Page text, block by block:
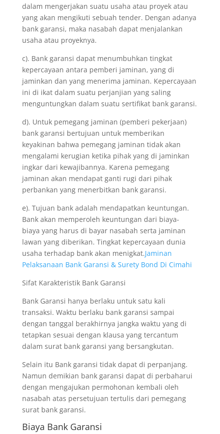
dalam mengerjakan suatu usaha atau proyek atau
yang akan mengikuti sebuah tender. Dengan adanya
bank garansi, maka nasabah dapat menjalankan
usaha atau proyeknya.
c). Bank garansi dapat menumbuhkan tingkat
kepercayaan antara pemberi jaminan, yang di
jaminkan dan yang menerima jaminan. Kepercayaan
ini di ikat dalam suatu perjanjian yang saling
menguntungkan dalam suatu sertifikat bank garansi.
d). Untuk pemegang jaminan (pemberi pekerjaan)
bank garansi bertujuan untuk memberikan
keyakinan bahwa pemegang jaminan tidak akan
mengalami kerugian ketika pihak yang di jaminkan
ingkar dari kewajibannya. Karena pemegang
jaminan akan mendapat ganti rugi dari pihak
perbankan yang menerbitkan bank garansi.
e). Tujuan bank adalah mendapatkan keuntungan.
Bank akan memperoleh keuntungan dari biaya-
biaya yang harus di bayar nasabah serta jaminan
lawan yang diberikan. Tingkat kepercayaan dunia
usaha terhadap bank akan menigkat.Jaminan
Pelaksanaan Bank Garansi & Surety Bond Di Cimahi
Sifat Karakteristik Bank Garansi
Bank Garansi hanya berlaku untuk satu kali
transaksi. Waktu berlaku bank garansi sampai
dengan tanggal berakhirnya jangka waktu yang di
tetapkan sesuai dengan klausa yang tercantum
dalam surat bank garansi yang bersangkutan.
Selain itu Bank garansi tidak dapat di perpanjang.
Namun demikian bank garansi dapat di perbaharui
dengan mengajukan permohonan kembali oleh
nasabah atas persetujuan tertulis dari pemegang
surat bank garansi.
Biaya Bank Garansi